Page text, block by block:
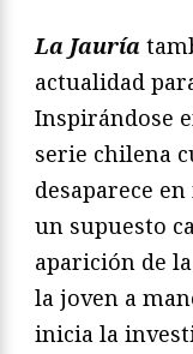
La Jauría
actualidad
Inspirándose
serie chilena
desaparece
un supuesto
aparición de
la joven a
inicia la